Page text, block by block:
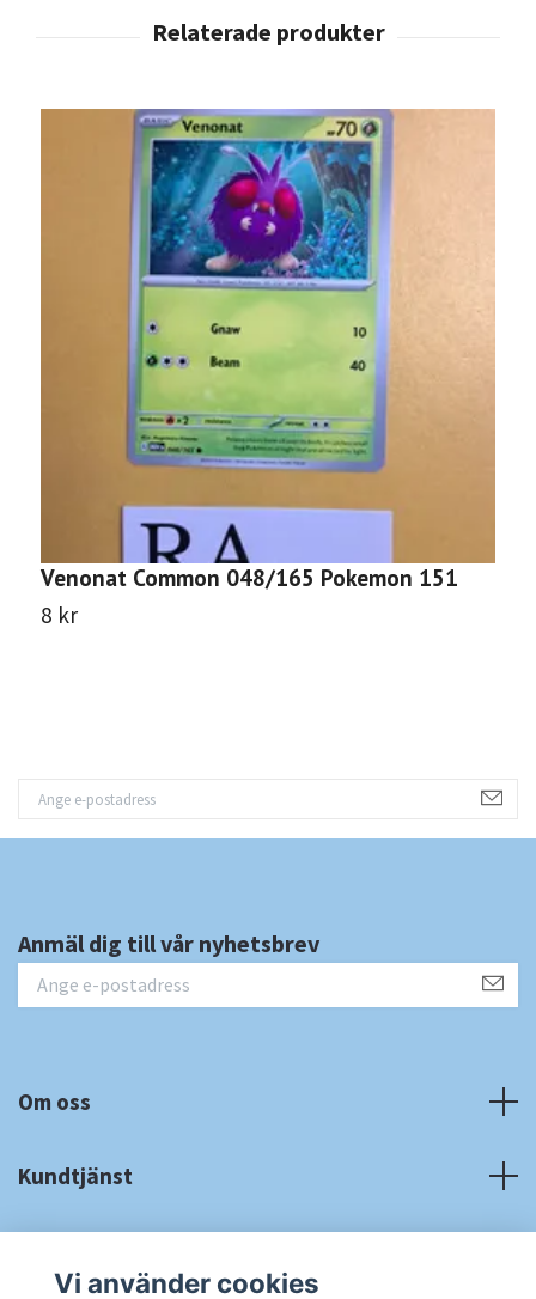
Venonat Common 048/165 Pokemon 151
8 kr
Anmäl dig till vår nyhetsbrev
Om oss
Kundtjänst
Vi använder cookies